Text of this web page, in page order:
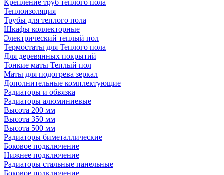
Крепление труб теплого пола
Теплоизоляция
Трубы для теплого пола
Шкафы коллекторные
Электрический теплый пол
Термостаты для Теплого пола
Для деревянных покрытий
Тонкие маты Теплый пол
Маты для подогрева зеркал
Дополнительные комплектующие
Радиаторы и обвязка
Радиаторы алюминиевые
Высота 200 мм
Высота 350 мм
Высота 500 мм
Радиаторы биметаллические
Боковое подключение
Нижнее подключение
Радиаторы стальные панельные
Боковое подключение